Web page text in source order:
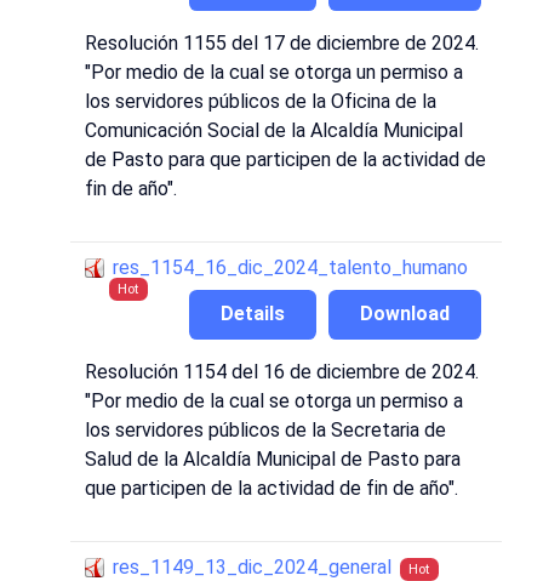
Resolución 1155 del 17 de diciembre de 2024.
"Por medio de la cual se otorga un permiso a
los servidores públicos de la Oficina de la
Comunicación Social de la Alcaldía Municipal
de Pasto para que participen de la actividad de
fin de año".
res_1154_16_dic_2024_talento_humano
Hot
Download
Details
Resolución 1154 del 16 de diciembre de 2024.
"Por medio de la cual se otorga un permiso a
los servidores públicos de la Secretaria de
Salud de la Alcaldía Municipal de Pasto para
que participen de la actividad de fin de año".
res_1149_13_dic_2024_general Hot